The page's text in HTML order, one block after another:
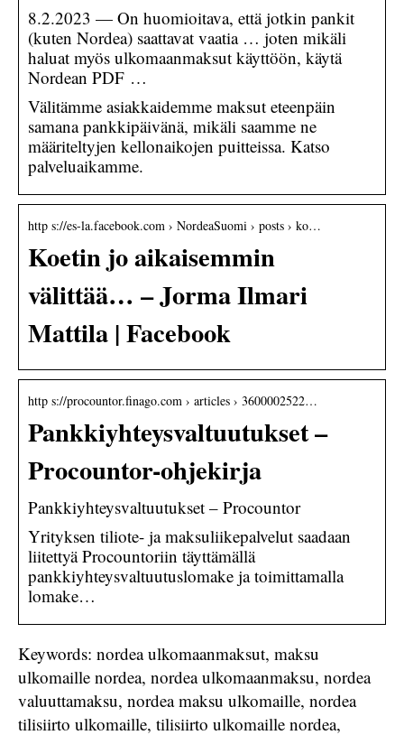
8.2.2023 — On huomioitava, että jotkin pankit
(kuten Nordea) saattavat vaatia … joten mikäli
haluat myös ulkomaanmaksut käyttöön, käytä
Nordean PDF …
Välitämme asiakkaidemme maksut eteenpäin
samana pankkipäivänä, mikäli saamme ne
määriteltyjen kellonaikojen puitteissa. Katso
palveluaikamme.
http s://es-la.facebook.com › NordeaSuomi › posts › ko…
Koetin jo aikaisemmin
välittää… – Jorma Ilmari
Mattila | Facebook
http s://procountor.finago.com › articles › 3600002522…
Pankkiyhteysvaltuutukset –
Procountor-ohjekirja
Pankkiyhteysvaltuutukset – Procountor
Yrityksen tiliote- ja maksuliikepalvelut saadaan
liitettyä Procountoriin täyttämällä
pankkiyhteysvaltuutuslomake ja toimittamalla
lomake…
Keywords: nordea ulkomaanmaksut, maksu
ulkomaille nordea, nordea ulkomaanmaksu, nordea
valuuttamaksu, nordea maksu ulkomaille, nordea
tilisiirto ulkomaille, tilisiirto ulkomaille nordea,